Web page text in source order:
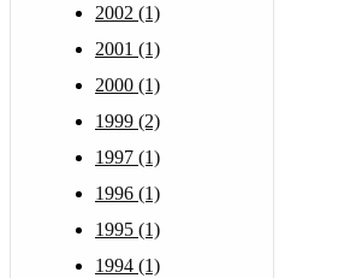
2002 (1)
2001 (1)
2000 (1)
1999 (2)
1997 (1)
1996 (1)
1995 (1)
1994 (1)